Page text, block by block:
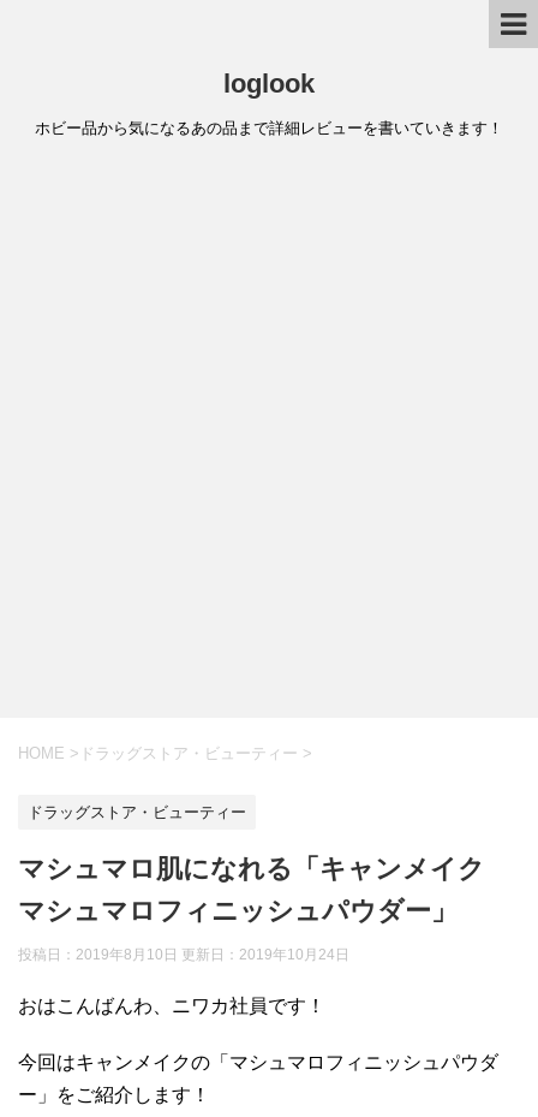
loglook
ホビー品から気になるあの品まで詳細レビューを書いていきます！
HOME > ドラッグストア・ビューティー >
ドラッグストア・ビューティー
マシュマロ肌になれる「キャンメイク
マシュマロフィニッシュパウダー」
投稿日：2019年8月10日 更新日： 2019年10月24日
おはこんばんわ、ニワカ社員です！
今回はキャンメイクの「マシュマロフィニッシュパウダ
ー」をご紹介します！